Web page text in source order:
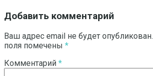
Добавить комментарий
Ваш адрес email не будет опубликован.
поля помечены *
Комментарий *